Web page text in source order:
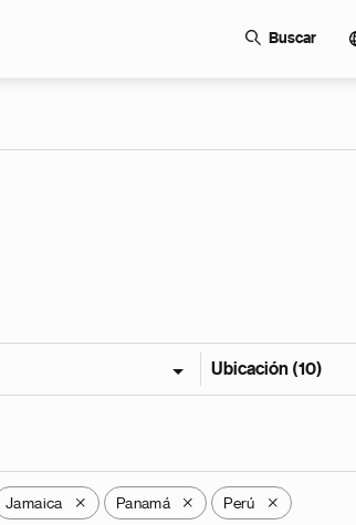
Buscar
Ubicación (10)
Jamaica X Panamá X Perú X